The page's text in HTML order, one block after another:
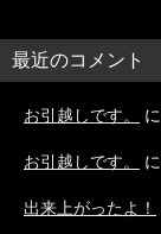
最近のコメント
お引越しです。 に
お引越しです。 に
出来上がったよ！